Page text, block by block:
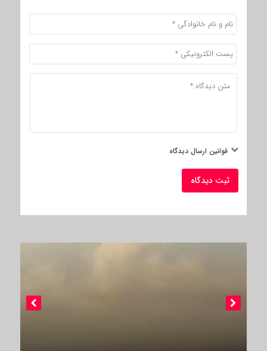
قوانین ارسال دیدگاه
ثبت دیدگاه